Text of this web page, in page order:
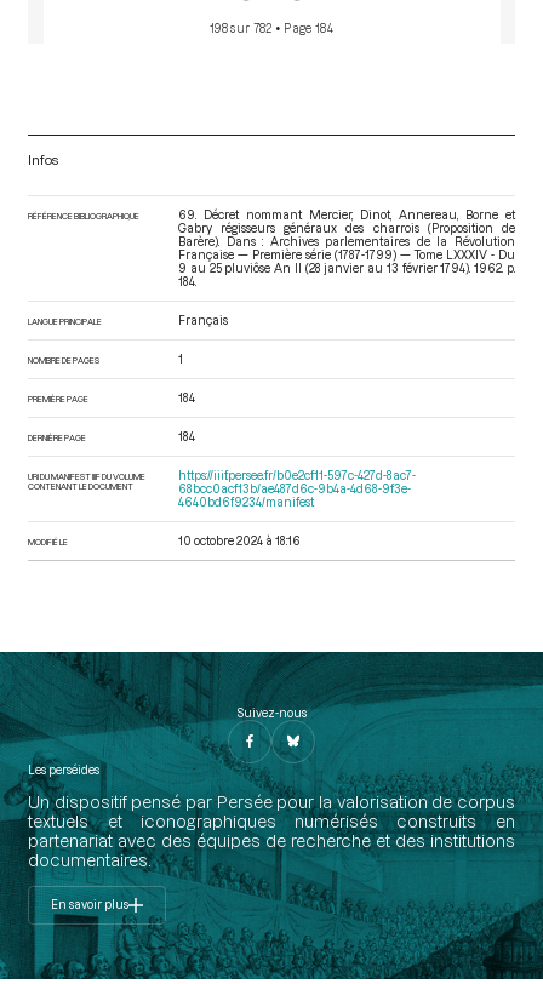
198 sur 782 • Page 184
Infos
RÉFÉRENCE BIBLIOGRAPHIQUE
69. Décret nommant Mercier, Dinot, Annereau, Borne et
Gabry régisseurs généraux des charrois (Proposition de
Barère). Dans : Archives parlementaires de la Révolution
Française — Première série (1787-1799) — Tome LXXXIV - Du
9 au 25 pluviôse An II (28 janvier au 13 février 1794) . 1962. p.
184.
LANGUE PRINCIPALE Français
NOMBRE DE PAGES 1
PREMIÈRE PAGE 184
DERNIÈRE PAGE 184
URI DU MANIFEST IIIF DU VOLUME
CONTENANT LE DOCUMENT
https://iiif.persee.fr/b0e2cf11-597c-427d-8ac7-
68bcc0acf13b/ae487d6c-9b4a-4d68-9f3e-
4640bd6f9234/manifest
MODIFIÉ LE 10 octobre 2024 à 18:16
Suivez-nous
Les perséides
Un dispositif pensé par Persée pour la valorisation de corpus
textuels et iconographiques numérisés construits en
partenariat avec des équipes de recherche et des institutions
documentaires.
En savoir plus